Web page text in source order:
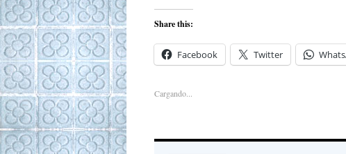
Share this:
Facebook Twitter
Cargando...